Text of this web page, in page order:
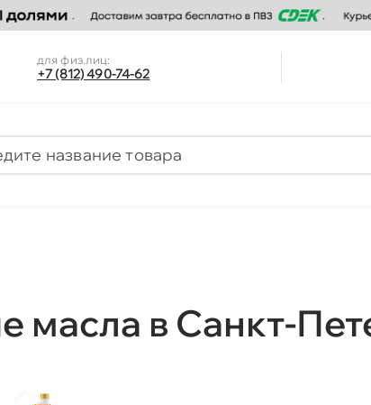
для физ.лиц:
+7 (812) 490-74-62
масла в Санкт-